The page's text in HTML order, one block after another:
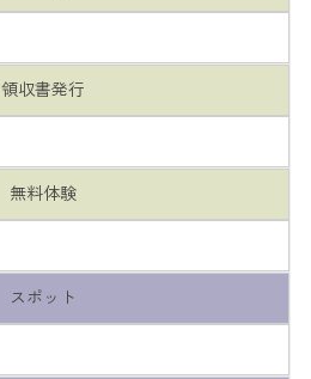
領収書発行
無料体験
スポット